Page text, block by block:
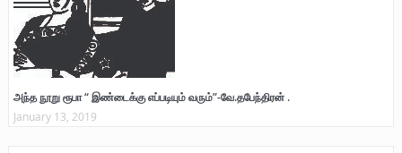
அந்த நூறு ரூபா “ இண்டைக்கு எப்படியும் வரும்”-வே.தபேந்திரன் .
January 13, 2019